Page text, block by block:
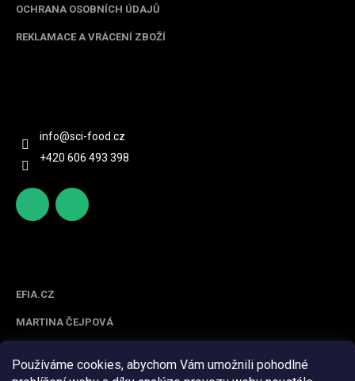
Používáme cookies, abychom Vám umožnili pohodlné
OCHRANA OSOBNÍCH ÚDAJŮ
REKLAMACE A VRÁCENÍ ZBOŽÍ
info@sci-food.cz
+420 606 493 398
om/sc
EFIA.CZ
MARTINA ČEJPOVÁ